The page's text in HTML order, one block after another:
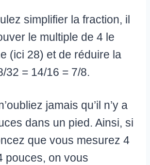
simplifier la fraction, il
le multiple de 4 le
(ici 28) et de réduire la
32 = 14/16 = 7/8.
jamais qu’il n’y a
dans un pied. Ainsi, si
que vous mesurez 4
pouces, on vous